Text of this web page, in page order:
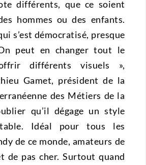
différents, que ce soient
hommes ou des enfants.
s’est démocratisé, presque
peut en changer tout le
différents visuels »,
Gamet, président de la
des Métiers de la
qu’il dégage un style
Idéal pour tous les
de ce monde, amateurs de
de pas cher. Surtout quand